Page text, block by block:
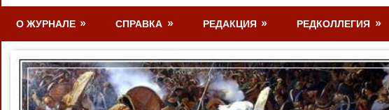
О ЖУРНАЛЕ СПРАВКА РЕДАКЦИЯ РЕДКОЛЛЕГИЯ